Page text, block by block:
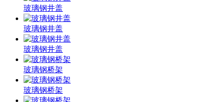
玻璃钢井盖
玻璃钢井盖
玻璃钢井盖
玻璃钢桥架
玻璃钢桥架